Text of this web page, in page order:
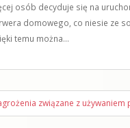
osób decyduje się na
domowego, co niesie ze
temu można...
związane z używaniem